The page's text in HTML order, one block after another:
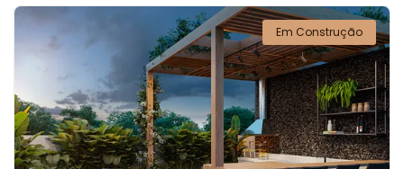
Em Construção